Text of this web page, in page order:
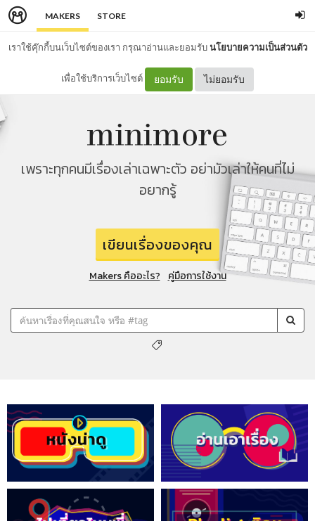
MAKERS STORE
เราใช้คุ๊กกี้บนเว็บไซต์ของเรา กรุณาอ่านและยอมรับนโยบายความเป็นส่วนตัว
เพื่อใช้บริการเว็บไซต์ ยอมรับ ไม่ยอมรับ
เพราะทุกคนมีเรื่องเล่าเฉพาะตัว อย่ามัวเล่าให้คนที่ไม่
อยากรู้
เขียนเรื่องของคุณ
Makers คืออะไร? คู่มือการใช้งาน